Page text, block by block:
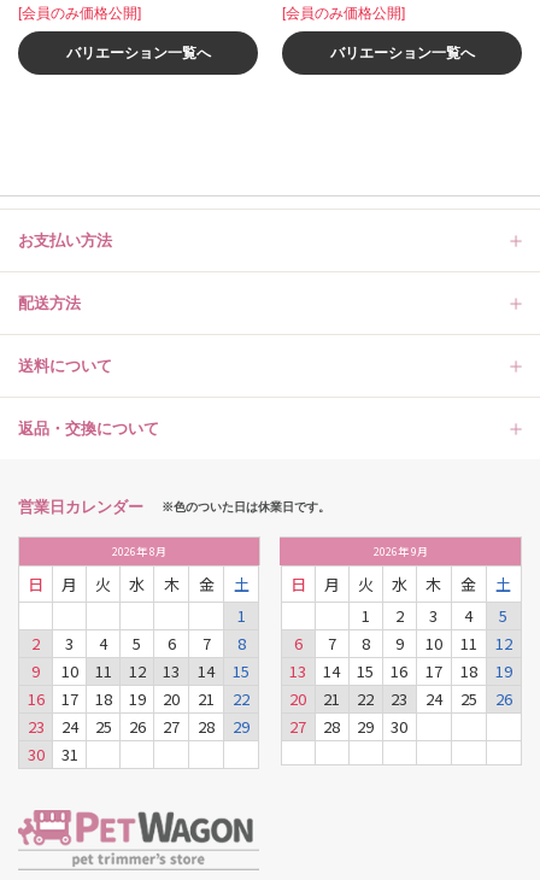
[会員のみ価格公開]
バリエーション一覧へ
[会員のみ価格公開]
バリエーション一覧へ
お支払い方法
配送方法
送料について
返品・交換について
営業日カレンダー ※色のついた日は休業日です。
2026年8月
日 月 火 水 木 金
土
1
2
3 4 5 6 7
8
9
10 11 12 13 14
15
16
17 18 19 20 21
22
23
24 25 26 27 28
29
30
31
2026年9月
日 月 火 水 木 金
土
1
2 3 4
5
6
7 8 9 10 11
12
13
14 15 16 17 18
19
20
21 22 23 24 25
26
27
28 29 30